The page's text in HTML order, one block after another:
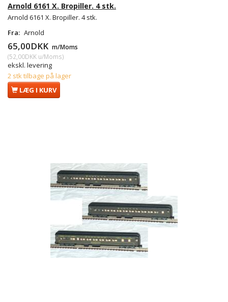
Arnold 6161 X. Bropiller. 4 stk.
Arnold 6161 X. Bropiller. 4 stk.
Fra: Arnold
65,00DKK m/Moms
(52,00DKK u/Moms)
ekskl. levering
2 stk tilbage på lager
LÆG I KURV